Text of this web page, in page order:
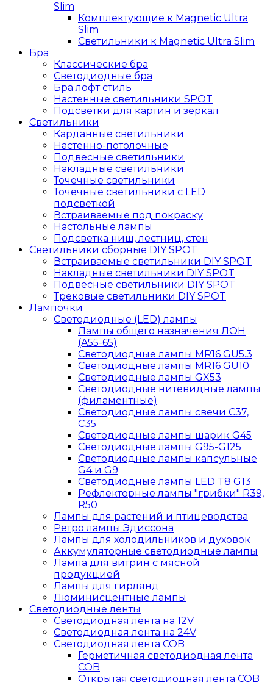
Slim
Комплектующие к Magnetic Ultra
Slim
Светильники к Magnetic Ultra Slim
Бра
Классические бра
Светодиодные бра
Бра лофт стиль
Настенные светильники SPOT
Подсветки для картин и зеркал
Светильники
Карданные светильники
Настенно-потолочные
Подвесные светильники
Накладные светильники
Точечные светильники
Точечные светильники с LED
подсветкой
Встраиваемые под покраску
Настольные лампы
Подсветка ниш, лестниц, стен
Светильники сборные DIY SPOT
Встраиваемые светильники DIY SPOT
Накладные светильники DIY SPOT
Подвесные светильники DIY SPOT
Трековые светильники DIY SPOT
Лампочки
Светодиодные (LED) лампы
Лампы общего назначения ЛОН
(A55-65)
Светодиодные лампы MR16 GU5.3
Светодиодные лампы MR16 GU10
Светодиодные лампы GX53
Светодиодные нитевидные лампы
(филаментные)
Светодиодные лампы свечи C37,
C35
Светодиодные лампы шарик G45
Светодиодные лампы G95-G125
Светодиодные лампы капсульные
G4 и G9
Светодиодные лампы LED T8 G13
Рефлекторные лампы "грибки" R39,
R50
Лампы для растений и птицеводства
Ретро лампы Эдиссона
Лампы для холодильников и духовок
Аккумуляторные светодиодные лампы
Лампа для витрин с мясной
продукцией
Лампы для гирлянд
Люминисцентные лампы
Светодиодные ленты
Светодиодная лента на 12V
Светодиодная лента на 24V
Светодиодная лента COB
Герметичная светодиодная лента
COB
Открытая светодиодная лента COB